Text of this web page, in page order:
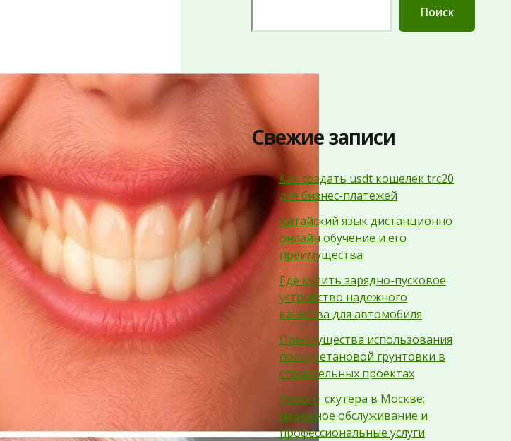
Поиск
Свежие записи
Как создать usdt кошелек trc20
для бизнес-платежей
Китайский язык дистанционно
онлайн обучение и его
преимущества
Где купить зарядно-пусковое
устройство надежного
качества для автомобиля
Преимущества использования
полиуретановой грунтовки в
строительных проектах
Ремонт скутера в Москве:
надежное обслуживание и
профессиональные услуги